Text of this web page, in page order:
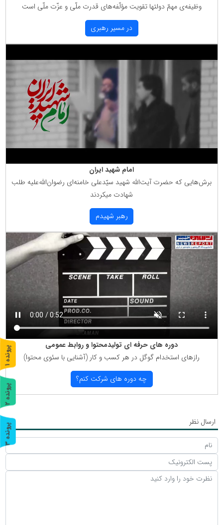
وظیفه‌ی مهمّ دولتها تقویت مؤلّفه‌های قدرت ملّی و عزّت ملّی است
در مسیر رهبری
امام شهید ایران
برش‌هایی كه حضرت آیت‌الله شهید سیّدعلی خامنه‌ای رضوان‌الله‌علیه طلب
شهادت میكردند
رهبر شهیدم
دوره های حرفه ای تولیدمحتوا و روابط عمومی
رازهای استخدام گوگل در هر كسب و كار (آشنایی با سئوی محتوا)
چه دوره های شركت كنم؟
ارسال نظر
پ
ر
و
ن
د
ه
1
پ
ر
و
ن
د
ه
2
پ
ر
و
ن
د
ه
3